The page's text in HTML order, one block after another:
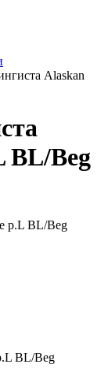
Alaskan
BL/Beg
BL/Beg